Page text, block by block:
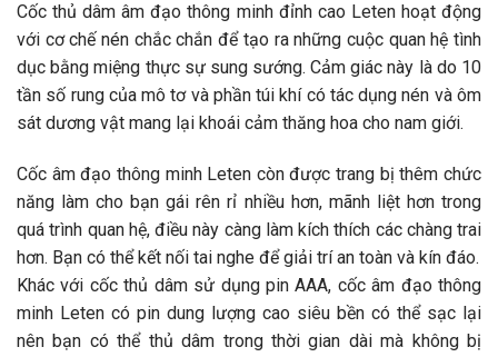
Cốc thủ dâm âm đạo thông minh đỉnh cao Leten hoạt động
với cơ chế nén chắc chắn để tạo ra những cuộc quan hệ tình
dục bằng miệng thực sự sung sướng. Cảm giác này là do 10
tần số rung của mô tơ và phần túi khí có tác dụng nén và ôm
sát dương vật mang lại khoái cảm thăng hoa cho nam giới.
Cốc âm đạo thông minh Leten còn được trang bị thêm chức
năng làm cho bạn gái rên rỉ nhiều hơn, mãnh liệt hơn trong
quá trình quan hệ, điều này càng làm kích thích các chàng trai
hơn. Bạn có thể kết nối tai nghe để giải trí an toàn và kín đáo.
Khác với cốc thủ dâm sử dụng pin AAA, cốc âm đạo thông
minh Leten có pin dung lượng cao siêu bền có thể sạc lại
nên bạn có thể thủ dâm trong thời gian dài mà không bị